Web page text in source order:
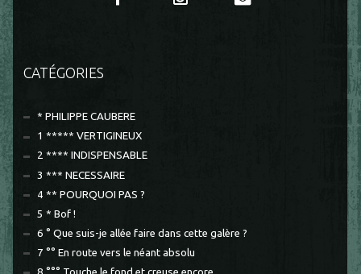
CATÉGORIES
* PHILIPPE CAUBERE
1 ***** VERTIGINEUX
2 **** INDISPENSABLE
3 *** NECESSAIRE
4 ** POURQUOI PAS ?
5 * Bof !
6 ° Que suis-je allée faire dans cette galère ?
7 °° En route vers le néant absolu